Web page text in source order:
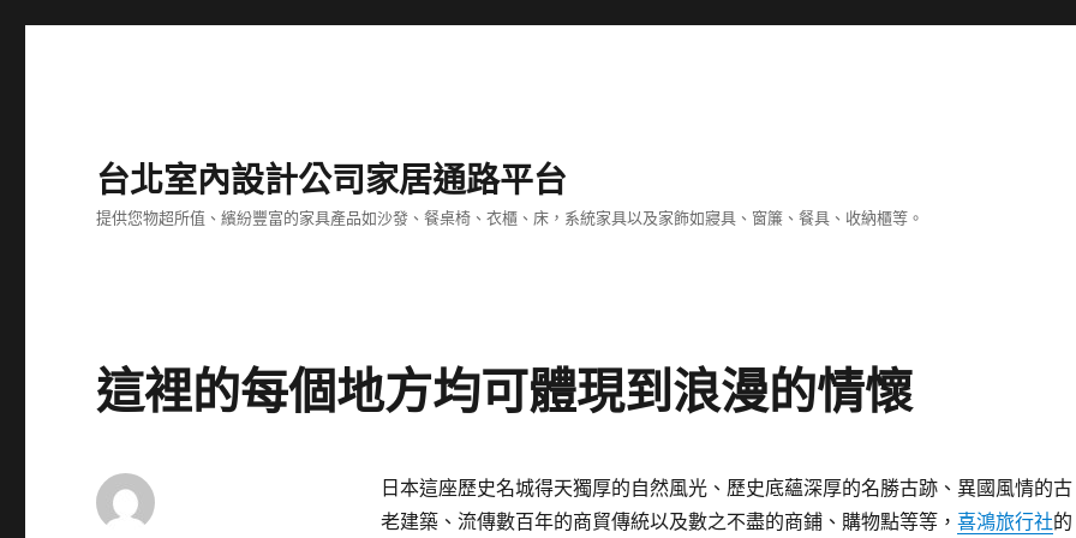
台北室內設計公司家居通路平台
提供您物超所值、繽紛豐富的家具產品如沙發、餐桌椅、衣櫃、床，系統家具以及家飾如寢具、窗簾、餐具、收納櫃等。
這裡的每個地方均可體現到浪漫的情懷
日本這座歷史名城得天獨厚的自然風光、歷史底蘊深厚的名勝古跡、異國風情的古
老建築、流傳數百年的商貿傳統以及數之不盡的商鋪、購物點等等， 喜鴻旅行社的